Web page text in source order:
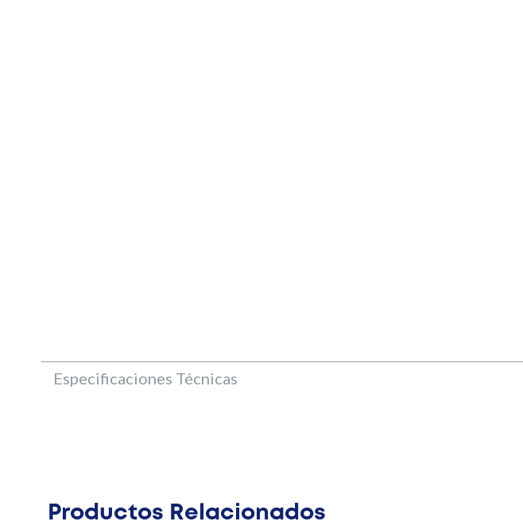
Especificaciones Técnicas
Productos Relacionados